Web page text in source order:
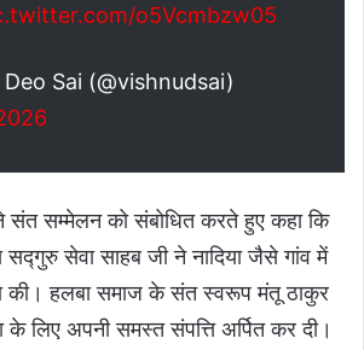
o5Vcmbzw05
Sai (@vishnudsai)
संत सम्मेलन को संबोधित करते हुए कहा कि
सेवा साहब जी ने नादिया जैसे गांव में
की। हलबा समाज के संत स्वरूप मंतू ठाकुर
लिए अपनी समस्त संपत्ति अर्पित कर दी।